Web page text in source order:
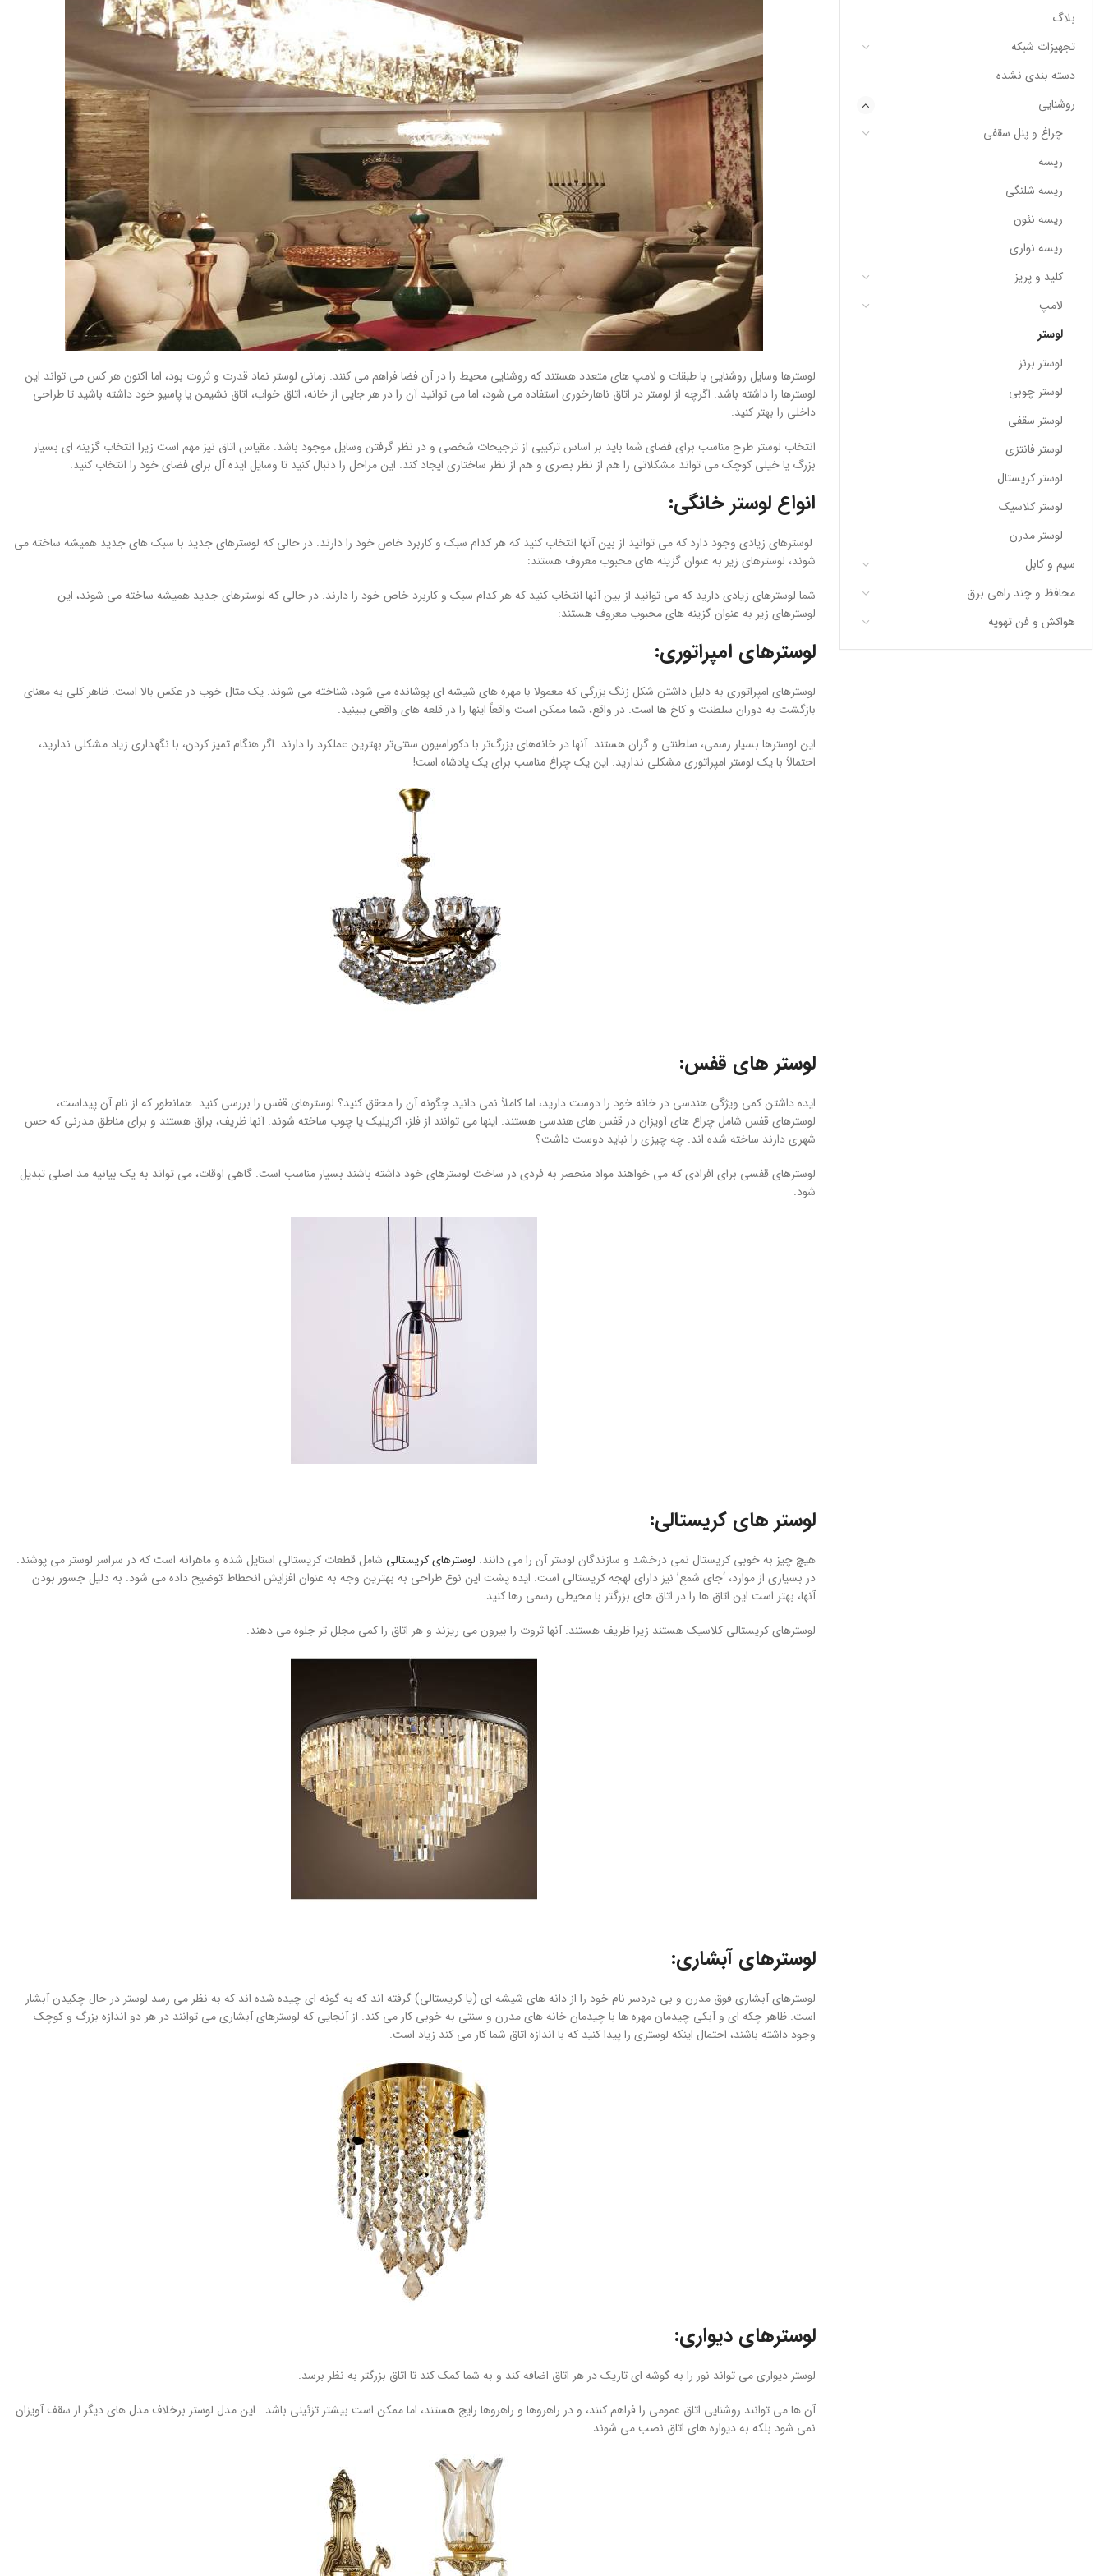
بلاگ
تجهیزات شبکه
دسته بندی نشده
روشنایی
چراغ و پنل سقفی
ریسه
ریسه شلنگی
ریسه نئون
ریسه نواری
کلید و پریز
لامپ
لوستر
لوستر برنز
لوستر چوبی
لوستر سقفی
لوستر فانتزی
لوستر کریستال
لوستر کلاسیک
لوستر مدرن
سیم و کابل
محافظ و چند راهی برق
هواکش و فن تهویه
لوسترها وسایل روشنایی با طبقات و لامپ های متعدد هستند که روشنایی محیط را در آن فضا فراهم می کنند. زمانی لوستر نماد قدرت و ثروت بود، اما اکنون هر کس می تواند این
لوسترها را داشته باشد. اگرچه از لوستر در اتاق ناهارخوری استفاده می شود، اما می توانید آن را در هر جایی از خانه، اتاق خواب، اتاق نشیمن یا پاسیو خود داشته باشید تا طراحی
داخلی را بهتر کنید.
انتخاب لوستر طرح مناسب برای فضای شما باید بر اساس ترکیبی از ترجیحات شخصی و در نظر گرفتن وسایل موجود باشد. مقیاس اتاق نیز مهم است زیرا انتخاب گزینه ای بسیار
بزرگ یا خیلی کوچک می تواند مشکلاتی را هم از نظر بصری و هم از نظر ساختاری ایجاد کند. این مراحل را دنبال کنید تا وسایل ایده آل برای فضای خود را انتخاب کنید.
انواع لوستر خانگی:
لوسترهای زیادی وجود دارد که می توانید از بین آنها انتخاب کنید که هر کدام سبک و کاربرد خاص خود را دارند. در حالی که لوسترهای جدید با سبک های جدید همیشه ساخته می
شوند، لوسترهای زیر به عنوان گزینه های محبوب معروف هستند:
شما لوسترهای زیادی دارید که می توانید از بین آنها انتخاب کنید که هر کدام سبک و کاربرد خاص خود را دارند. در حالی که لوسترهای جدید همیشه ساخته می شوند، این
لوسترهای زیر به عنوان گزینه های محبوب معروف هستند:
لوسترهای امپراتوری:
لوسترهای امپراتوری به دلیل داشتن شکل زنگ بزرگی که معمولا با مهره های شیشه ای پوشانده می شود، شناخته می شوند. یک مثال خوب در عکس بالا است. ظاهر کلی به معنای
بازگشت به دوران سلطنت و کاخ ها است. در واقع، شما ممکن است واقعاً اینها را در قلعه های واقعی ببینید.
این لوسترها بسیار رسمی، سلطنتی و گران هستند. آنها در خانه‌های بزرگ‌تر با دکوراسیون سنتی‌تر بهترین عملکرد را دارند. اگر هنگام تمیز کردن، با نگهداری زیاد مشکلی ندارید،
احتمالاً با یک لوستر امپراتوری مشکلی ندارید. این یک چراغ مناسب برای یک پادشاه است!
لوستر های قفس:
ایده داشتن کمی ویژگی هندسی در خانه خود را دوست دارید، اما کاملاً نمی دانید چگونه آن را محقق کنید؟ لوسترهای قفس را بررسی کنید. همانطور که از نام آن پیداست،
لوسترهای قفس شامل چراغ های آویزان در قفس های هندسی هستند. اینها می توانند از فلز، اکریلیک یا چوب ساخته شوند. آنها ظریف، براق هستند و برای مناطق مدرنی که حس
شهری دارند ساخته شده اند. چه چیزی را نباید دوست داشت؟
لوسترهای قفسی برای افرادی که می خواهند مواد منحصر به فردی در ساخت لوسترهای خود داشته باشند بسیار مناسب است. گاهی اوقات، می تواند به یک بیانیه مد اصلی تبدیل
شود.
لوستر های کریستالی:
هیچ چیز به خوبی کریستال نمی درخشد و سازندگان لوستر آن را می دانند. لوسترهای کریستالی شامل قطعات کریستالی استایل شده و ماهرانه است که در سراسر لوستر می پوشند.
در بسیاری از موارد، ‘جای شمع’ نیز دارای لهجه کریستالی است. ایده پشت این نوع طراحی به بهترین وجه به عنوان افزایش انحطاط توضیح داده می شود. به دلیل جسور بودن
آنها، بهتر است این اتاق ها را در اتاق های بزرگتر با محیطی رسمی رها کنید.
لوسترهای کریستالی کلاسیک هستند زیرا ظریف هستند. آنها ثروت را بیرون می ریزند و هر اتاق را کمی مجلل تر جلوه می دهند.
لوسترهای آبشاری:
لوسترهای آبشاری فوق مدرن و بی دردسر نام خود را از دانه های شیشه ای (یا کریستالی) گرفته اند که به گونه ای چیده شده اند که به نظر می رسد لوستر در حال چکیدن آبشار
است. ظاهر چکه ای و آبکی چیدمان مهره ها با چیدمان خانه های مدرن و سنتی به خوبی کار می کند. از آنجایی که لوسترهای آبشاری می توانند در هر دو اندازه بزرگ و کوچک
وجود داشته باشند، احتمال اینکه لوستری را پیدا کنید که با اندازه اتاق شما کار می کند زیاد است.
لوسترهای دیواری:
لوستر دیواری می تواند نور را به گوشه ای تاریک در هر اتاق اضافه کند و به شما کمک کند تا اتاق بزرگتر به نظر برسد.
آن ها می توانند روشنایی اتاق عمومی را فراهم کنند، و در راهروها و راهروها رایج هستند، اما ممکن است بیشتر تزئینی باشد. این مدل لوستر برخلاف مدل های دیگر از سقف آویزان
نمی شود بلکه به دیواره های اتاق نصب می شوند.